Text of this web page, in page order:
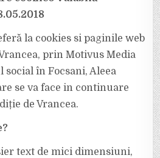
la cookies si paginile web
prin Motivus Media
social în Focsani, Aleea
se va face in continuare
de Vrancea.
text de mici dimensiuni,